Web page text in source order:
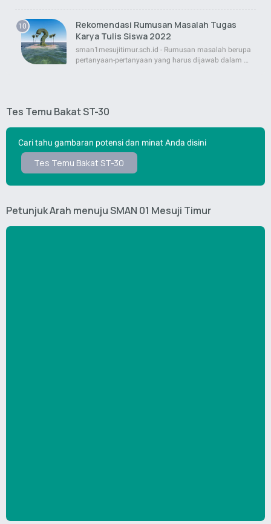
Rekomendasi Rumusan Masalah Tugas
Karya Tulis Siswa 2022
sman1mesujitimur.sch.id - Rumusan masalah berupa
pertanyaan-pertanyaan yang harus dijawab dalam …
Tes Temu Bakat ST-30
Cari tahu gambaran potensi dan minat Anda disini
Tes Temu Bakat ST-30
Petunjuk Arah menuju SMAN 01 Mesuji Timur